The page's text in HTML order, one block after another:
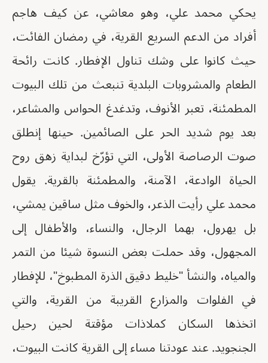
يحكي محمد علي، وهو معاشي، عن كيف هاجم
أفراد من الدعم السريع القرية، في رمضان الفائت،
حيث كانوا على وشك تناول الإفطار. كانت رائحة
الطعام والمشروبات البلدية تنبعث من تلك البيوت
المطمئنة، تعبر الأنوف، وتدغدغ الحواس والمشاعر،
بعد يوم شديد الحر على الصائمين. حينها إنطلق
صوت الرصاصة الأولى، التي تؤرّخ لبداية زهق روح
الحياة الوادعة، الآمنة، والمطمئنة بالقرية. يقول
محمد علي رأيت الذعر، والخوف مثل ساقين يمشي،
بل يهرول، بهما الرجال، والنساء، والأطفال إلى
المجهول، وقد حملت بعض النسوة شيئا من التمر
والمياه، والنشأ "خليط دقيق الذرة المطبوخ"، للإفطار
في الفلوات والمزارع القريبة من القرية، والتي
اتخذها السكان كملاذات مؤقتة لحين رحيل
الجنجويد. عند عودتنا مساء إلى القرية كانت البيوت،